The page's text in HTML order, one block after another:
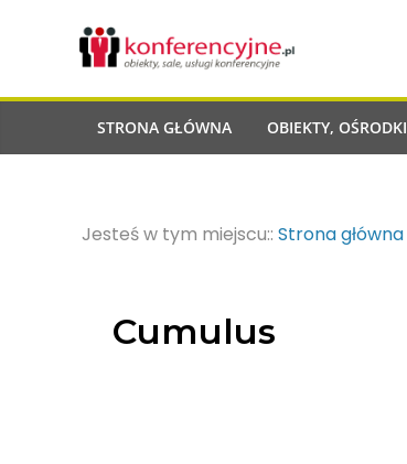
STRONA GŁÓWNA OBIEKTY,
Jesteś w tym miejscu:: Strona główna
Cumulus